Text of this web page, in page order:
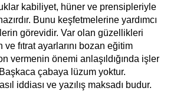
kabiliyet, hüner ve prensipleriyle
Bunu keşfetmelerine yardımcı
görevidir. Var olan güzellikleri
fıtrat ayarlarını bozan eğitim
vermenin önemi anlaşıldığında işler
çabaya lüzum yoktur.
iddiası ve yazılış maksadı budur.